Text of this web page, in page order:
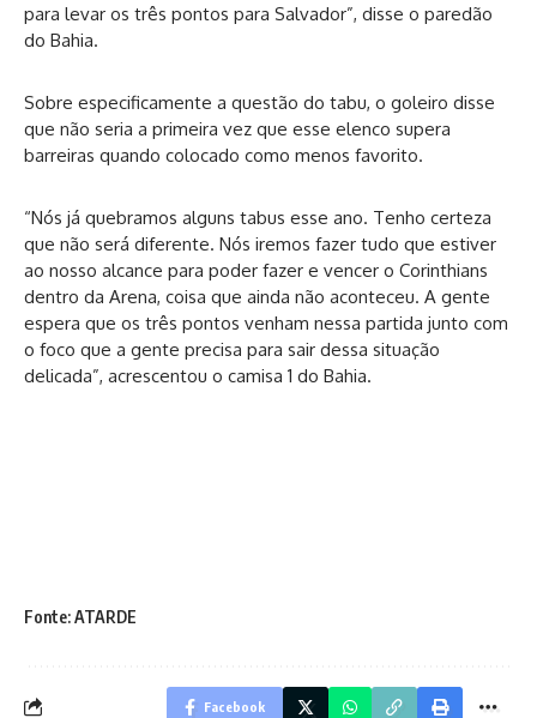
para levar os três pontos para Salvador”, disse o paredão
do Bahia.
Sobre especificamente a questão do tabu, o goleiro disse
que não seria a primeira vez que esse elenco supera
barreiras quando colocado como menos favorito.
“Nós já quebramos alguns tabus esse ano. Tenho certeza
que não será diferente. Nós iremos fazer tudo que estiver
ao nosso alcance para poder fazer e vencer o Corinthians
dentro da Arena, coisa que ainda não aconteceu. A gente
espera que os três pontos venham nessa partida junto com
o foco que a gente precisa para sair dessa situação
delicada”, acrescentou o camisa 1 do Bahia.
Fonte: ATARDE
Facebook